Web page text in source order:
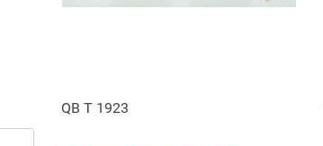
QB T 1923